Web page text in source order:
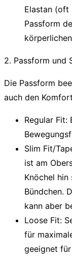
Elastan (oft
Passform
2. Passform und
Die Passform
auch den
Regular Fit:
Slim Fit/
ist am
Knöchel
Bündchen.
kann aber
Loose Fit:
für
geeignet